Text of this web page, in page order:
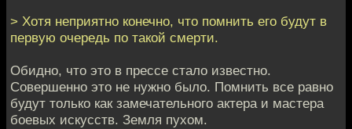
> Хотя неприятно конечно, что помнить его будут в
первую очередь по такой смерти.
Обидно, что это в прессе стало известно.
Совершенно это не нужно было. Помнить все равно
будут только как замечательного актера и мастера
боевых искусств. Земля пухом.